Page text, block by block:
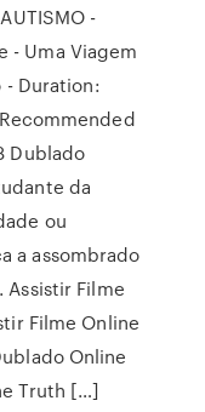
-
- Uma Viagem
- Duration:
Dublado
da
ou
a assombrado
Filme
Filme Online
Online
Truth […]